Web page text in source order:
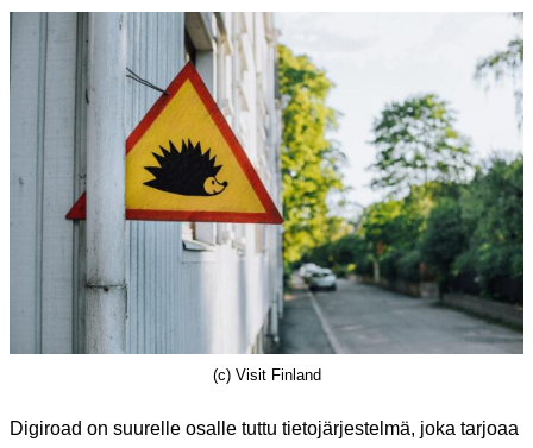
(c) Visit Finland
Digiroad on suurelle osalle tuttu tietojärjestelmä, joka tarjoaa